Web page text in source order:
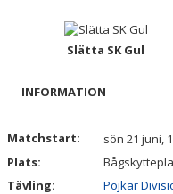
MATCHER
TRUPPEN
DOKUMENT
Slätta SK Gul
INFORMATION
Matchstart:
sön 21 juni,
Plats:
Tävling:
Pojkar